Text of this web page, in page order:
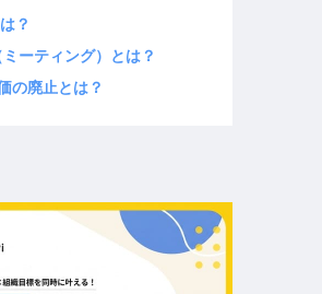
？
ーティング）とは？
の廃止とは？